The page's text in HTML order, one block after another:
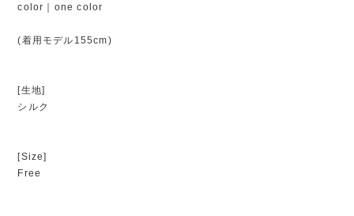
color｜one color
(着用モデル155cm)
[生地]
シルク
[Size]
Free